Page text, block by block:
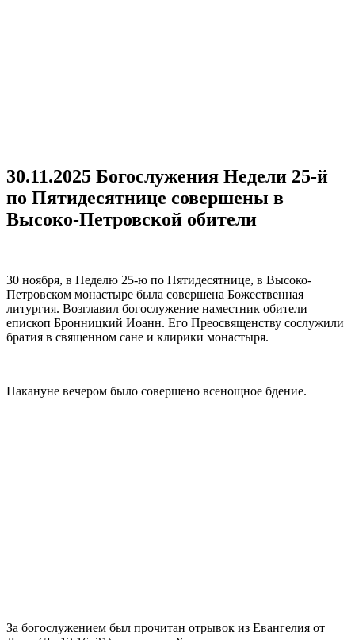
30.11.2025 Богослужения Недели 25-й
по Пятидесятнице совершены в
Высоко-Петровской обители
30 ноября, в Неделю 25-ю по Пятидесятнице, в Высоко-
Петровском монастыре была совершена Божественная
литургия. Возглавил богослужение наместник обители
епископ Бронницкий Иоанн. Его Преосвященству сослужили
братия в священном сане и клирики монастыря.
Накануне вечером было совершено всенощное бдение.
За богослужением был прочитан отрывок из Евангелия от